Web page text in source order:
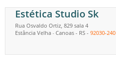
Estética Studio Sk
Rua Osvaldo Ortiz, 829 sala 4
Estância Velha - Canoas - RS - 92030-240